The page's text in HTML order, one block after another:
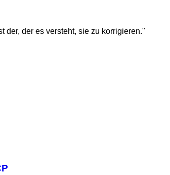
der, der es versteht, sie zu korrigieren."